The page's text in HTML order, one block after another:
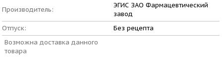
Производитель:
ЭГИС ЗАО Фармацевтический
завод
Отпуск:
Без рецепта
Возможна доставка данного
товара